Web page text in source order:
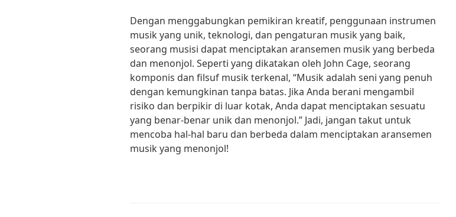
Dengan menggabungkan pemikiran kreatif, penggunaan instrumen
musik yang unik, teknologi, dan pengaturan musik yang baik,
seorang musisi dapat menciptakan aransemen musik yang berbeda
dan menonjol. Seperti yang dikatakan oleh John Cage, seorang
komponis dan filsuf musik terkenal, “Musik adalah seni yang penuh
dengan kemungkinan tanpa batas. Jika Anda berani mengambil
risiko dan berpikir di luar kotak, Anda dapat menciptakan sesuatu
yang benar-benar unik dan menonjol.” Jadi, jangan takut untuk
mencoba hal-hal baru dan berbeda dalam menciptakan aransemen
musik yang menonjol!